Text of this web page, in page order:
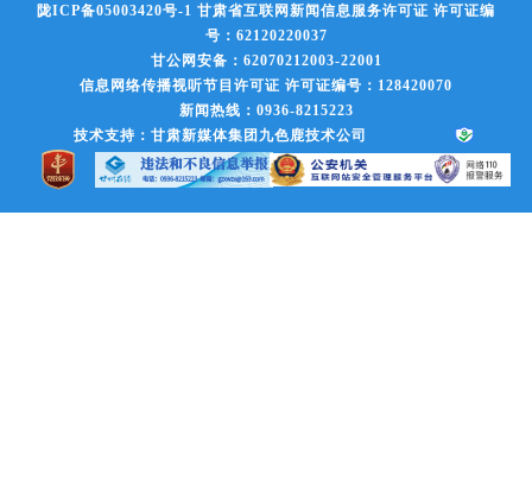
陇ICP备05003420号-1 甘肃省互联网新闻信息服务许可证 许可证编
号：62120220037
甘公网安备：62070212003-22001
信息网络传播视听节目许可证 许可证编号：128420070
新闻热线：0936-8215223
技术支持：甘肃新媒体集团九色鹿技术公司